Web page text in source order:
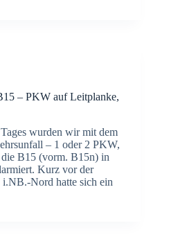
– PKW auf Leit­plan­ke,
wur­den wir mit dem
– 1 oder 2 PKW,
B15 (vorm. B15n) in
Kurz vor der
Nord hat­te sich ein